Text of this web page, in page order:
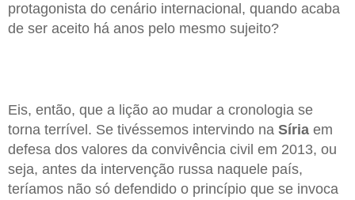
protagonista do cenário internacional, quando acaba
de ser aceito há anos pelo mesmo sujeito?
Eis, então, que a lição ao mudar a cronologia se
torna terrível. Se tivéssemos intervindo na Síria em
defesa dos valores da convivência civil em 2013, ou
seja, antes da intervenção russa naquele país,
teríamos não só defendido o princípio que se invoca